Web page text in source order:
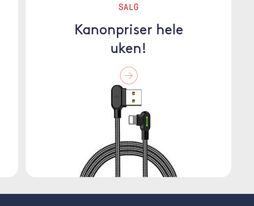
SALG
Kanonpriser hele
uken!